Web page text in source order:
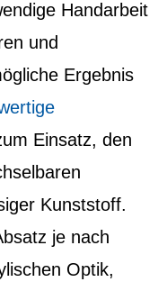
Handarbeit
und
Ergebnis
Einsatz, den
Kunststoff.
je nach
Optik,